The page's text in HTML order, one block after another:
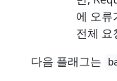
에 오
전체 요
다음 플래그는